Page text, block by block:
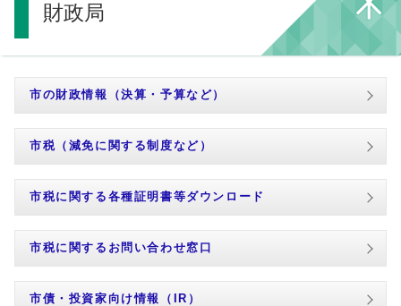
財政局
市の財政情報（決算・予算など）
市税（減免に関する制度など）
市税に関する各種証明書等ダウンロード
市税に関するお問い合わせ窓口
市債・投資家向け情報（IR）